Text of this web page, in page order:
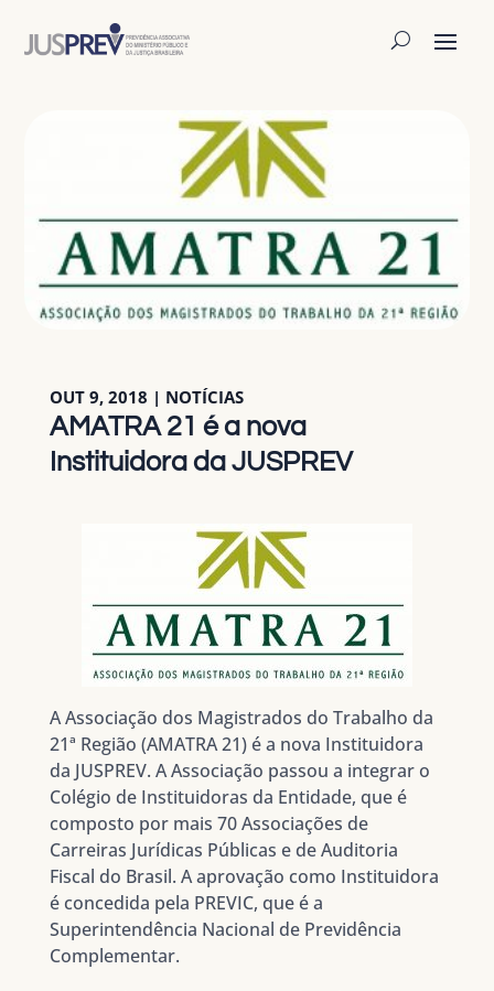
AMATRA 21 é a nova
Instituidora da JUSPREV
OUT 9, 2018 | NOTÍCIAS
A Associação dos Magistrados do Trabalho da
21ª Região (AMATRA 21) é a nova Instituidora
da JUSPREV. A Associação passou a integrar o
Colégio de Instituidoras da Entidade, que é
composto por mais 70 Associações de
Carreiras Jurídicas Públicas e de Auditoria
Fiscal do Brasil. A aprovação como Instituidora
é concedida pela PREVIC, que é a
Superintendência Nacional de Previdência
Complementar.